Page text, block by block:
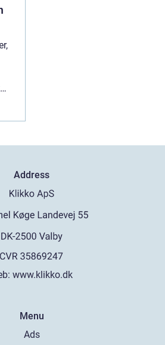
Address
www.klikko.dk
Menu
Ads